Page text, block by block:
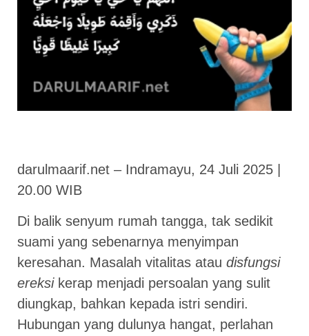
darulmaarif.net – Indramayu, 24 Juli 2025 |
20.00 WIB
Di balik senyum rumah tangga, tak sedikit
suami yang sebenarnya menyimpan
keresahan. Masalah vitalitas atau disfungsi
ereksikerap menjadi persoalan yang sulit
diungkap, bahkan kepada istri sendiri.
Hubungan yang dulunya hangat, perlahan